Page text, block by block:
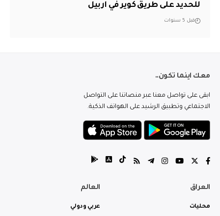
للحديد على طريق كوير في اربيل
قبل 5 سنوات
معك اينما تكون..
ابقى على تواصل معنا عبر منصاتنا على التواصل
الاجتماعي وتطبيق الرشيد على الهواتف الذكية.
العراق
محليات
العالم
عربي ودولي